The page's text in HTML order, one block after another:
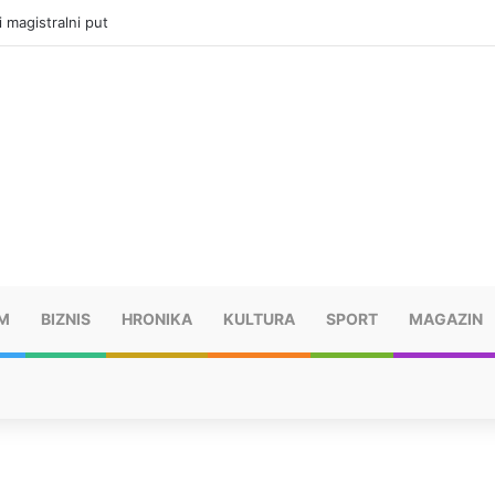
u selima kod Trebinja
BIZNIS HRONIKA KULTURA SPORT MAGAZIN